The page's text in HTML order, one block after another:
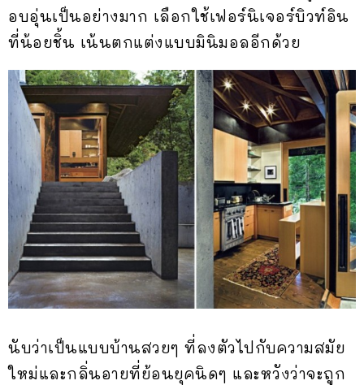
อบอุ่นเป็นอย่างมาก เลือกใช้เฟอร์นิเจอร์บิวท์อิน
ที่น้อยชิ้น เน้นตกแต่งแบบมินิมอลอีกด้วย
นับว่าเป็นแบบบ้านสวยๆ ที่ลงตัวไปกับความสมัย
ใหม่และกลิ่นอายที่ย้อนยุคนิดๆ และหวังว่าจะถูก